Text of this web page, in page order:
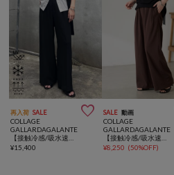
再入荷 SALE 
COLLAGE
GALLARDAGALANTE
¥15,400
SALE 動画
COLLAGE
GALLARDAGALANTE
¥8,250 (50%OFF)